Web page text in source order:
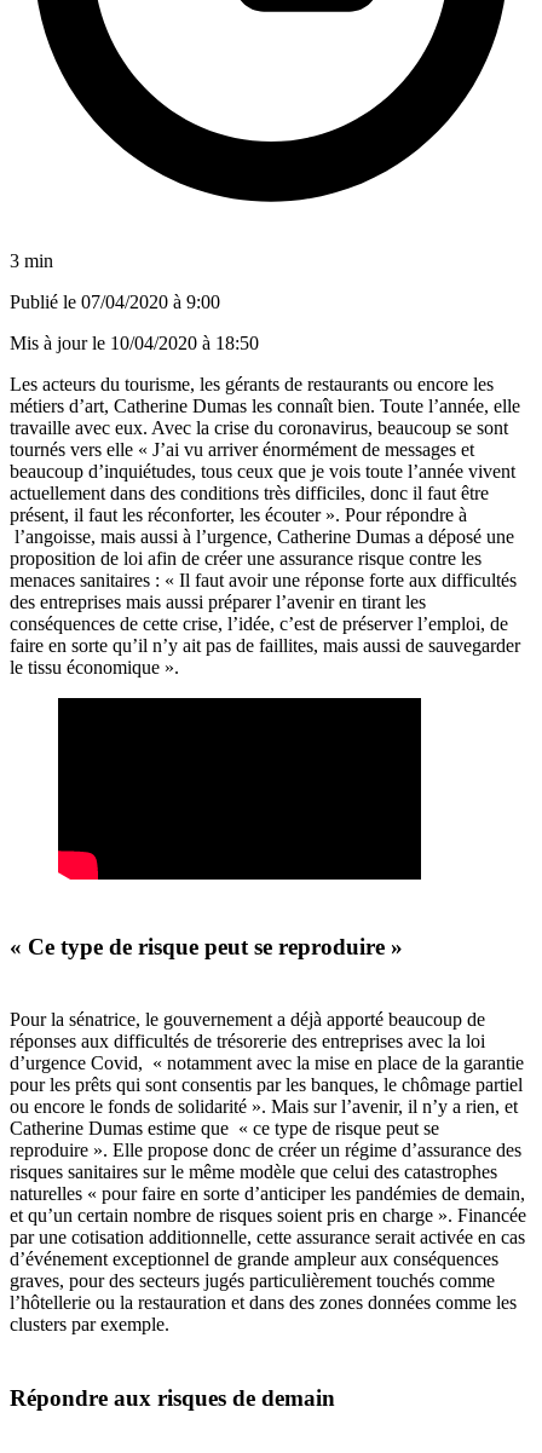
3 min
Publié le 07/04/2020 à 9:00
Mis à jour le 10/04/2020 à 18:50
Les acteurs du tourisme, les gérants de restaurants ou encore les
métiers d’art, Catherine Dumas les connaît bien. Toute l’année, elle
travaille avec eux. Avec la crise du coronavirus, beaucoup se sont
tournés vers elle « J’ai vu arriver énormément de messages et
beaucoup d’inquiétudes, tous ceux que je vois toute l’année vivent
actuellement dans des conditions très difficiles, donc il faut être
présent, il faut les réconforter, les écouter ». Pour répondre à
l’angoisse, mais aussi à l’urgence, Catherine Dumas a déposé une
proposition de loi afin de créer une assurance risque contre les
menaces sanitaires : « Il faut avoir une réponse forte aux difficultés
des entreprises mais aussi préparer l’avenir en tirant les
conséquences de cette crise, l’idée, c’est de préserver l’emploi, de
faire en sorte qu’il n’y ait pas de faillites, mais aussi de sauvegarder
le tissu économique ».
« Ce type de risque peut se reproduire »
Pour la sénatrice, le gouvernement a déjà apporté beaucoup de
réponses aux difficultés de trésorerie des entreprises avec la loi
d’urgence Covid, « notamment avec la mise en place de la garantie
pour les prêts qui sont consentis par les banques, le chômage partiel
ou encore le fonds de solidarité ». Mais sur l’avenir, il n’y a rien, et
Catherine Dumas estime que « ce type de risque peut se
reproduire ». Elle propose donc de créer un régime d’assurance des
risques sanitaires sur le même modèle que celui des catastrophes
naturelles « pour faire en sorte d’anticiper les pandémies de demain,
et qu’un certain nombre de risques soient pris en charge ». Financée
par une cotisation additionnelle, cette assurance serait activée en cas
d’événement exceptionnel de grande ampleur aux conséquences
graves, pour des secteurs jugés particulièrement touchés comme
l’hôtellerie ou la restauration et dans des zones données comme les
clusters par exemple.
Répondre aux risques de demain